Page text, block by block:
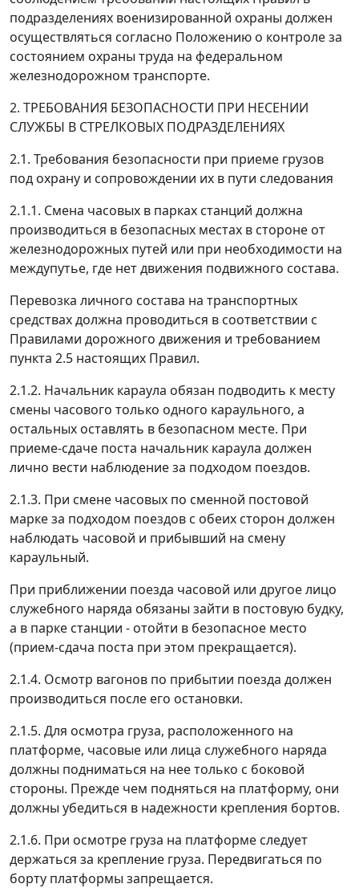
подразделениях военизированной охраны должен
осуществляться согласно Положению о контроле за
состоянием охраны труда на федеральном
железнодорожном транспорте.
2. ТРЕБОВАНИЯ БЕЗОПАСНОСТИ ПРИ НЕСЕНИИ
СЛУЖБЫ В СТРЕЛКОВЫХ ПОДРАЗДЕЛЕНИЯХ
2.1. Требования безопасности при приеме грузов
под охрану и сопровождении их в пути следования
2.1.1. Смена часовых в парках станций должна
производиться в безопасных местах в стороне от
железнодорожных путей или при необходимости на
междупутье, где нет движения подвижного состава.
Перевозка личного состава на транспортных
средствах должна проводиться в соответствии с
Правилами дорожного движения и требованием
пункта 2.5 настоящих Правил.
2.1.2. Начальник караула обязан подводить к месту
смены часового только одного караульного, а
остальных оставлять в безопасном месте. При
приеме-сдаче поста начальник караула должен
лично вести наблюдение за подходом поездов.
2.1.3. При смене часовых по сменной постовой
марке за подходом поездов с обеих сторон должен
наблюдать часовой и прибывший на смену
караульный.
При приближении поезда часовой или другое лицо
служебного наряда обязаны зайти в постовую будку,
а в парке станции - отойти в безопасное место
(прием-сдача поста при этом прекращается).
2.1.4. Осмотр вагонов по прибытии поезда должен
производиться после его остановки.
2.1.5. Для осмотра груза, расположенного на
платформе, часовые или лица служебного наряда
должны подниматься на нее только с боковой
стороны. Прежде чем подняться на платформу, они
должны убедиться в надежности крепления бортов.
2.1.6. При осмотре груза на платформе следует
держаться за крепление груза. Передвигаться по
борту платформы запрещается.